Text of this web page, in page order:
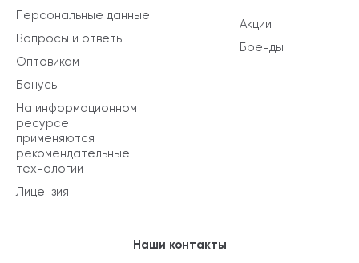
Акции
Бренды
Персональные данные
Вопросы и ответы
Оптовикам
Бонусы
На информационном
ресурсе
применяются
рекомендательные
технологии
Лицензия
Наши контакты